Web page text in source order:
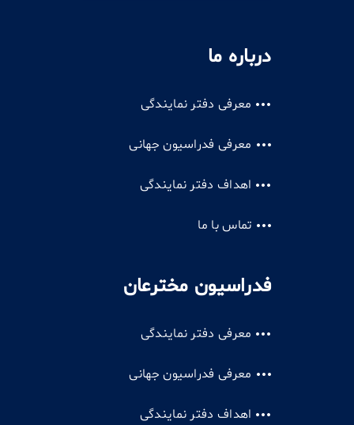
درباره ما
معرفی دفتر نمایندگی
معرفی فدراسیون جهانی
اهداف دفتر نمایندگی
تماس با ما
فدراسیون مخترعان
معرفی دفتر نمایندگی
معرفی فدراسیون جهانی
اهداف دفتر نمایندگی